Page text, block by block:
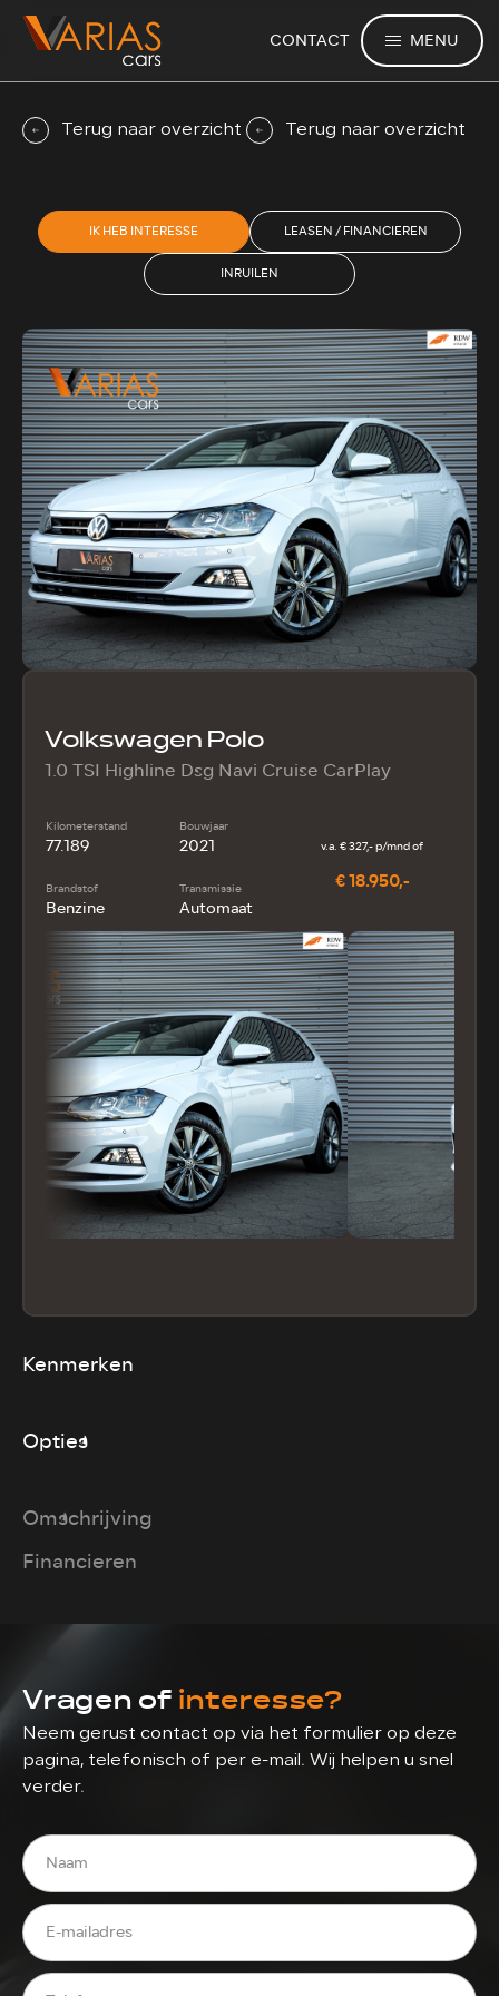
CONTACT MENU
Terug naar overzicht Terug naar overzicht
IK HEB INTERESSE LEASEN / FINANCIEREN
INRUILEN
Volkswagen Polo
1.0 TSI Highline Dsg Navi Cruise CarPlay
Kilometerstand
77.189
Bouwjaar
2021
Brandstof
Benzine
Transmissie
Automaat
v.a. € 327,- p/mnd of
€ 18.950,-
Kenmerken
Opties
Omschrijving
Financieren
Vragen of interesse?
Neem gerust contact op via het formulier op deze
pagina, telefonisch of per e-mail. Wij helpen u snel
verder.